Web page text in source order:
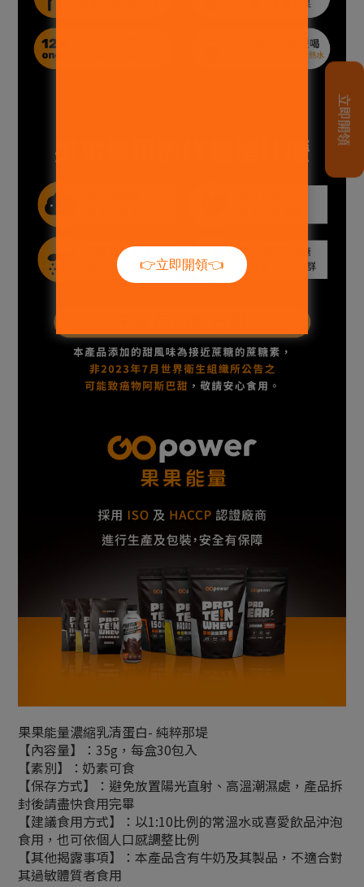
果果能量濃縮乳清蛋白- 純粹那堤
【內容量】：35g，每盒30包入
【素別】：奶素可食
【保存方式】：避免放置陽光直射、高溫潮濕處，產品拆
封後請盡快食用完畢
【建議食用方式】：以1:10比例的常溫水或喜愛飲品沖泡
食用，也可依個人口感調整比例
【其他揭露事項】：本產品含有牛奶及其製品，不適合對
其過敏體質者食用